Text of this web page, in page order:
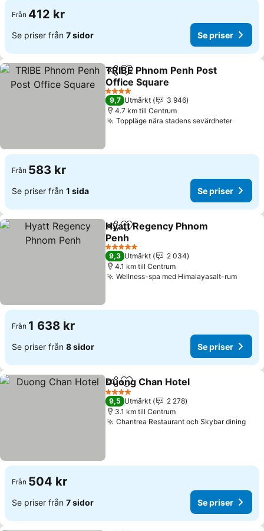
Från 412 kr
Se priser från 7 sidor Se priser
Dela Lägg till i Mina Favoriter
TRIBE Phnom Penh Post
Office Square
Se priser
4 Stjärnor
9,7 Utmärkt
3 946
4.7 km till Centrum
Toppläge nära stadens sevärdheterSe
Från 583 kr
Se priser från 1 sida Se priser
Dela Lägg till i Mina Favoriter
Hyatt Regency Phnom
Penh
Se priser
5 Stjärnor
9,3 Utmärkt
2 034
4.1 km till Centrum
Wellness-spa med Himalayasalt-rumSe
Från 1 638 kr
Se priser från 8 sidor Se priser
Dela Lägg till i Mina Favoriter
Duong Chan Hotel
4 Stjärnor
9,5 Utmärkt
2 278
3.1 km till Centrum
Chantrea Restaurant och Skybar diningSe
Från 504 kr
Se priser från 7 sidor Se priser